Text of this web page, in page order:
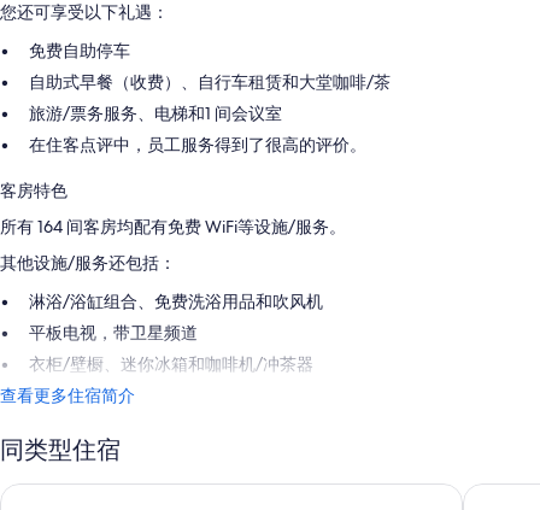
您还可享受以下礼遇：
免费自助停车
自助式早餐（收费）、自行车租赁和大堂咖啡/茶
旅游/票务服务、电梯和1 间会议室
在住客点评中，员工服务得到了很高的评价。
客房特色
所有 164 间客房均配有免费 WiFi等设施/服务。
其他设施/服务还包括：
淋浴/浴缸组合、免费洗浴用品和吹风机
平板电视，带卫星频道
衣柜/壁橱、迷你冰箱和咖啡机/冲茶器
查看更多住宿简介
同类型住宿
库克山旅馆和汽车旅馆 欧拉奇